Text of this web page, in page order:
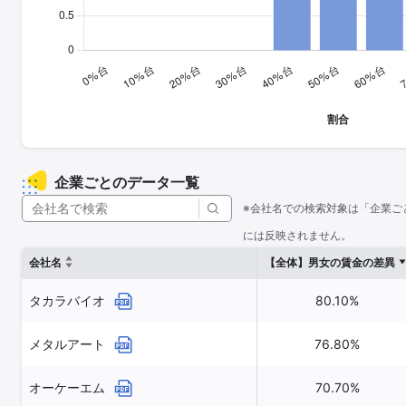
企業ごとのデータ一覧
※会社名での検索対象は「企業
には反映されません。
会社名
【全体】男女の賃金の差異
タカラバイオ 80.10%
メタルアート 76.80%
オーケーエム 70.70%